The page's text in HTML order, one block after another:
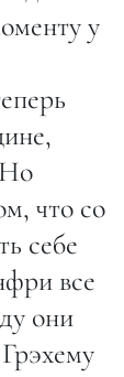
у
что со
себе
все
они